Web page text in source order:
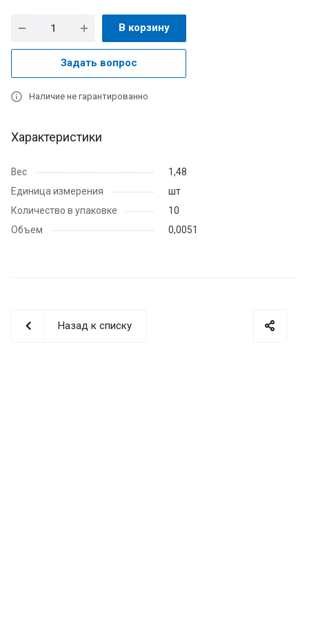
В корзину
Задать вопрос
Наличие не гарантированно
Характеристики
Вес
1,48
Единица измерения
шт
Количество в упаковке
10
Объем
0,0051
Назад к списку